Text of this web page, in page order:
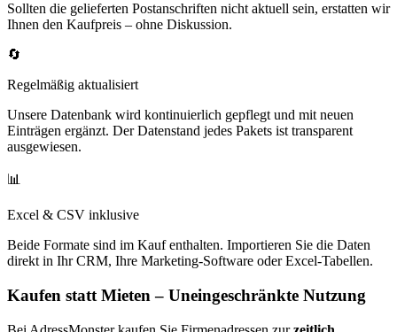
Sollten die gelieferten Postanschriften nicht aktuell sein, erstatten wir
Ihnen den Kaufpreis – ohne Diskussion.
🔄
Regelmäßig aktualisiert
Unsere Datenbank wird kontinuierlich gepflegt und mit neuen
Einträgen ergänzt. Der Datenstand jedes Pakets ist transparent
ausgewiesen.
📊
Excel & CSV inklusive
Beide Formate sind im Kauf enthalten. Importieren Sie die Daten
direkt in Ihr CRM, Ihre Marketing-Software oder Excel-Tabellen.
Kaufen statt Mieten – Uneingeschränkte Nutzung